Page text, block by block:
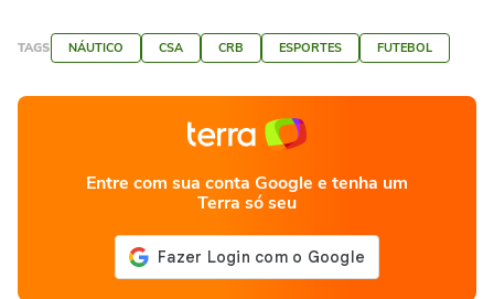
TAGS NÁUTICO CSA CRB ESPORTES FUTEBOL
Entre com sua conta Google e tenha um
Terra só seu